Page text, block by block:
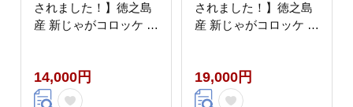
されました！】徳之島
産 新じゃがコロッケ 計
BD-2-N
14,000円
されました！】徳之島
産 新じゃがコロッケ 計
BD-3-N
19,000円